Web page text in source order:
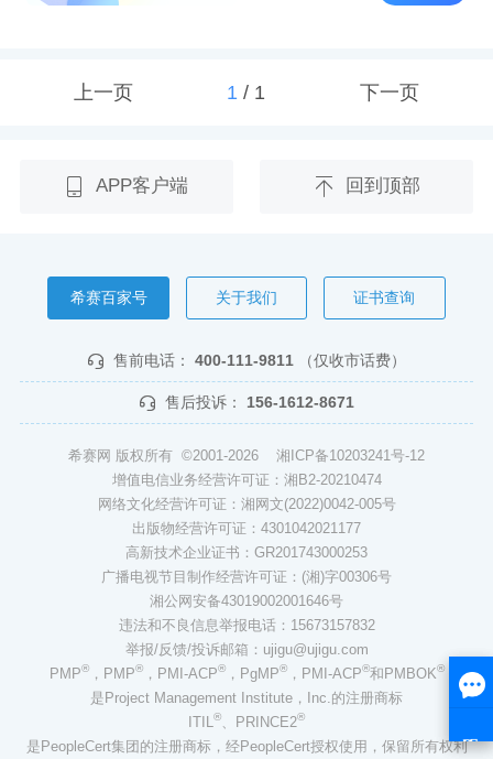
上一页 1/ 1 下一页
APP客户端 回到顶部
希赛百家号 关于我们 证书查询
售前电话： 400-111-9811 （仅收市话费）
售后投诉： 156-1612-8671
希赛网 版权所有 ©2001-2026 湘ICP备10203241号-12
增值电信业务经营许可证：湘B2-20210474
网络文化经营许可证：湘网文(2022)0042-005号
出版物经营许可证：4301042021177
高新技术企业证书：GR201743000253
广播电视节目制作经营许可证：(湘)字00306号
湘公网安备43019002001646号
违法和不良信息举报电话：15673157832
举报/反馈/投诉邮箱：ujigu@ujigu.com
PMP®，PMP®，PMI-ACP®，PgMP®，PMI-ACP®和PMBOK®
是Project Management Institute，Inc.的注册商标
ITIL ® 、PRINCE2®
是PeopleCert集团的注册商标，经PeopleCert授权使用，保留所有权利